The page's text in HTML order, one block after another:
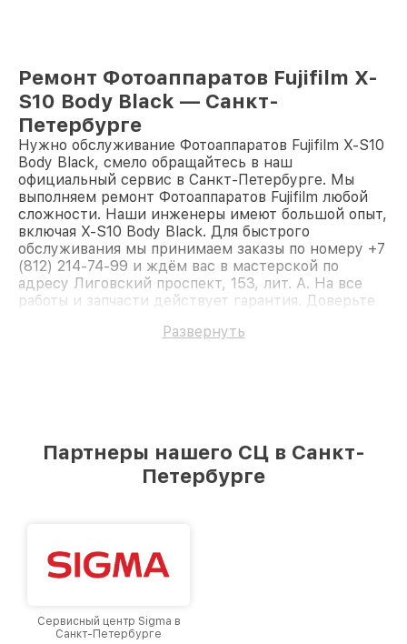
Ремонт Фотоаппаратов Fujifilm X-
S10 Body Black — Санкт-
Петербурге
Нужно обслуживание Фотоаппаратов Fujifilm X-S10
Body Black, смело обращайтесь в наш
официальный сервис в Санкт-Петербурге. Мы
выполняем ремонт Фотоаппаратов Fujifilm любой
сложности. Наши инженеры имеют большой опыт,
включая X-S10 Body Black. Для быстрого
обслуживания мы принимаем заказы по номеру +7
(812) 214-74-99 и ждём вас в мастерской по
адресу Лиговский проспект, 153, лит. А. На все
работы и запчасти действует гарантия. Доверьте
Развернуть
Партнеры нашего СЦ в Санкт-
Петербурге
Сервисный центр Sigma в
Санкт-Петербурге